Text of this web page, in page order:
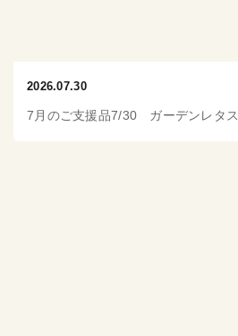
2026.07.30
7月のご支援品7/30 ガーデンレタス